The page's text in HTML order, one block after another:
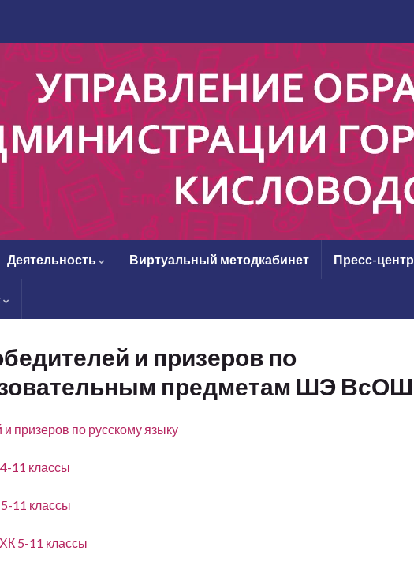
Деятельность Виртуальный методкабинет Пресс-центр
и призеров по
предметам ШЭ ВсОШ
призеров по русскому языку
11 классы
11 классы
5-11 классы